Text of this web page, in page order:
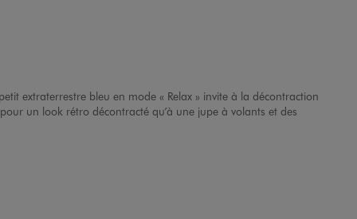
extraterrestre bleu en mode « Relax » invite à la décontraction
un look rétro décontracté qu’à une jupe à volants et des